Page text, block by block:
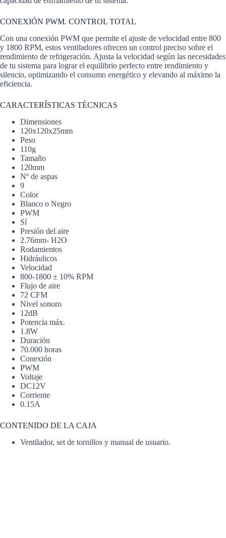
CONEXIÓN PWM. CONTROL TOTAL
Con una conexión PWM que permite el ajuste de velocidad entre 800
y 1800 RPM, estos ventiladores ofrecen un control preciso sobre el
rendimiento de refrigeración. Ajusta la velocidad según las necesidades
de tu sistema para lograr el equilibrio perfecto entre rendimiento y
silencio, optimizando el consumo energético y elevando al máximo la
eficiencia.
CARACTERÍSTICAS TÉCNICAS
Dimensiones
120x120x25mm
Peso
110g
Tamaño
120mm
Nº de aspas
9
Color
Blanco o Negro
PWM
Sí
Presión del aire
2.76mm- H2O
Rodamientos
Hidráulicos
Velocidad
800-1800 ± 10% RPM
Flujo de aire
72 CFM
Nivel sonoro
12dB
Potencia máx.
1.8W
Duración
70.000 horas
Conexión
PWM
Voltaje
DC12V
Corriente
0.15A
CONTENIDO DE LA CAJA
Ventilador, set de tornillos y manual de usuario.